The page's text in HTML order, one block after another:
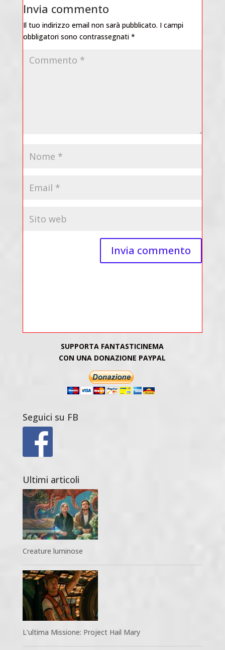
Invia commento
Il tuo indirizzo email non sarà pubblicato. I campi
obbligatori sono contrassegnati *
SUPPORTA FANTASTICINEMA
CON UNA DONAZIONE PAYPAL
Seguici su FB
Ultimi articoli
Creature luminose
L’ultima Missione: Project Hail Mary